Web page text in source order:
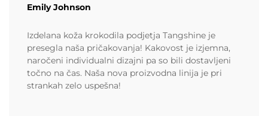
Emily Johnson
Izdelana koža krokodila podjetja Tangshine je
presegla naša pričakovanja! Kakovost je izjemna,
naročeni individualni dizajni pa so bili dostavljeni
točno na čas. Naša nova proizvodna linija je pri
strankah zelo uspešna!